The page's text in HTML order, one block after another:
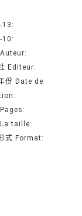
13:
10:
Editeur:
份 Date de
taille:
式 Format: